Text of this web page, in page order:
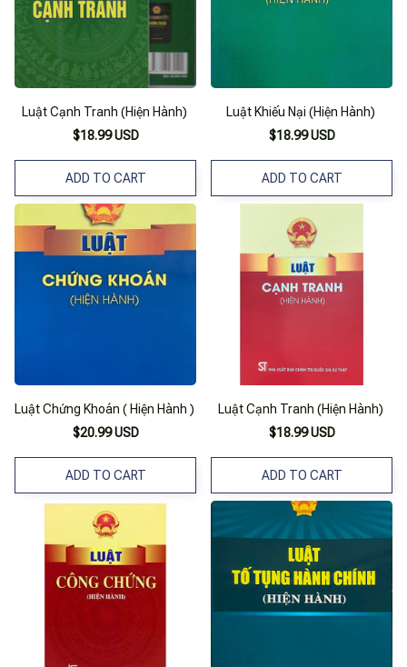
Luật Cạnh Tranh (Hiện Hành)
$18.99 USD
ADD TO CART
Luật Khiếu Nại (Hiện Hành)
$18.99 USD
ADD TO CART
Luật Chứng Khoán ( Hiện Hành )
$20.99 USD
ADD TO CART
Luật Cạnh Tranh (Hiện Hành)
$18.99 USD
ADD TO CART